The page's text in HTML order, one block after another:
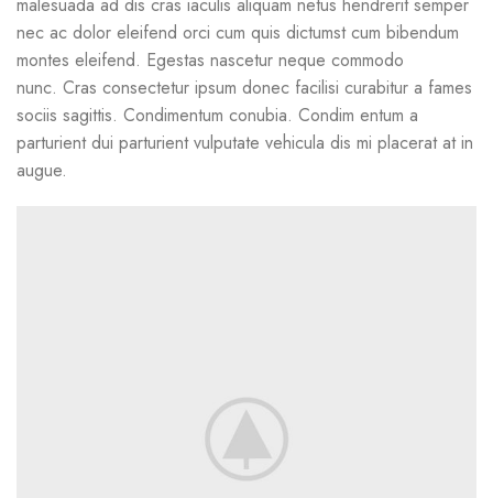
nec ac dolor eleifend orci cum quis dictumst cum bibendum
montes eleifend. Egestas nascetur neque commodo
nunc. Cras consectetur ipsum donec facilisi curabitur a fames
sociis sagittis. Condimentum conubia. Condim entum a
parturient dui parturient vulputate vehicula dis mi placerat at in
augue.